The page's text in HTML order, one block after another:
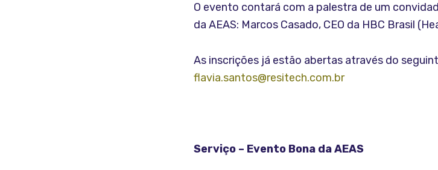
O evento contará com a palestra de um
da AEAS: Marcos Casado, CEO da HBC Brasil
As inscrições já estão abertas através do
flavia.santos@resitech.com.br
Serviço – Evento Bona da AEAS